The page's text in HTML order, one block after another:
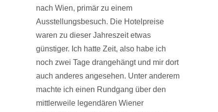
nach Wien, primär zu einem
Ausstellungsbesuch. Die Hotelpreise
waren zu dieser Jahreszeit etwas
günstiger. Ich hatte Zeit, also habe ich
noch zwei Tage drangehängt und mir dort
auch anderes angesehen. Unter anderem
machte ich einen Rundgang über den
mittlerweile legendären Wiener